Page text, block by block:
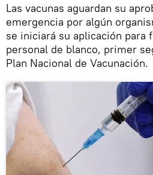
Las vacunas aguardan su
emergencia por algún
se iniciará su aplicación para
personal de blanco, primer
Plan Nacional de Vacunación.